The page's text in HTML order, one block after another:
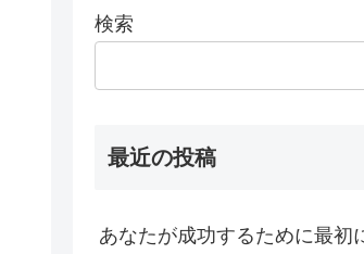
検索
最近の投稿
あなたが成功するために最初